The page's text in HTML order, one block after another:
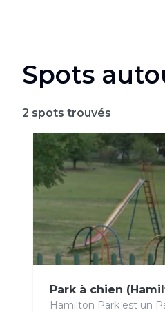
Spots
2 spots trouvés
Park à chien
Hamilton Park est un